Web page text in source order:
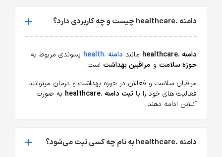
دامنه .healthcare چیست و چه کاربردی دارد؟
دامنه .healthcare مانند دامنه .health
پسوندی مربوط به
حوزه سلامت و مراقبین بهداشت است.
مراقبان سلامت و فعالان در حوزه بهداشت و درمان میتوانند
فعالیت های خود را با ثبت دامنه .healthcare
به صورت
آنلاین ادامه دهند.
دامنه .healthcare به نام چه کسی ثبت می‌شود؟